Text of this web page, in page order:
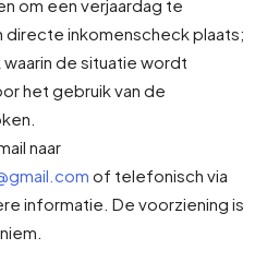
om een verjaardag te
directe inkomenscheck plaats;
de situatie wordt
het gebruik van de
naar
of telefonisch via
informatie. De voorziening is